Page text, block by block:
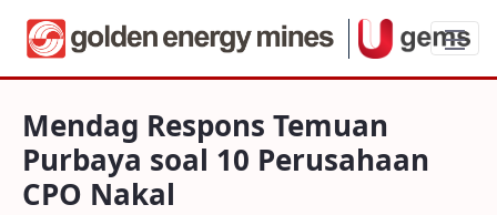
Mendag Respons Temuan Purbaya soal
Mendag Respons Temuan
Purbaya soal 10 Perusahaan
CPO Nakal